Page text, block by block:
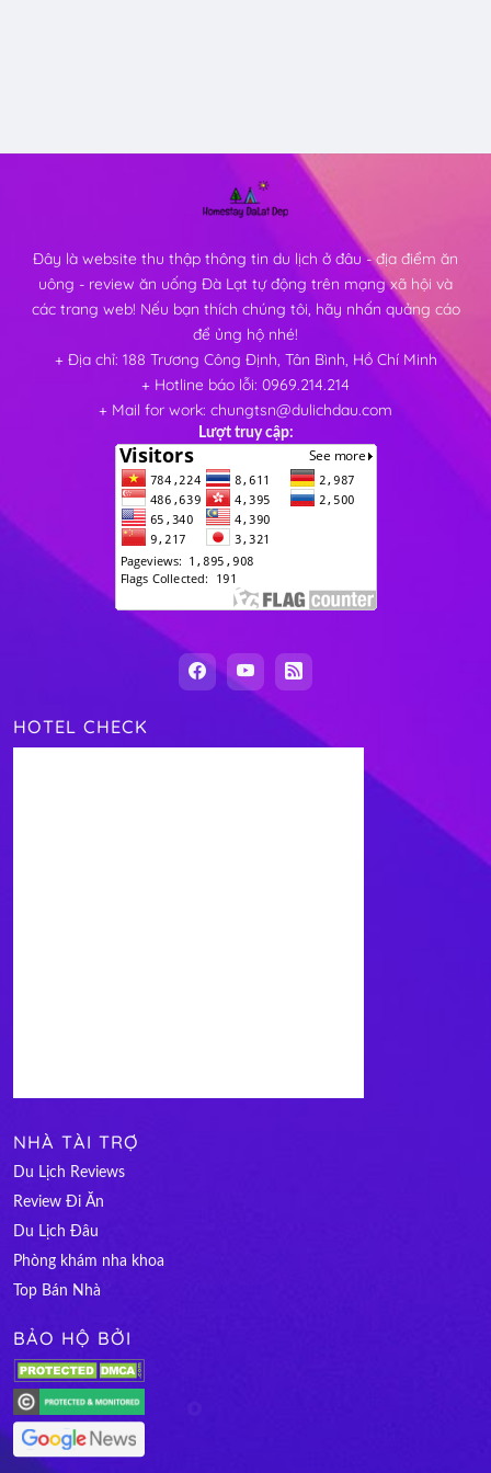
Đây là website thu thập thông tin du lịch ở đâu - địa điểm ăn
uông - review ăn uống Đà Lạt tự động trên mạng xã hội và
các trang web! Nếu bạn thích chúng tôi, hãy nhấn quảng cáo
để ủng hộ nhé!
+ Địa chỉ: 188 Trương Công Định, Tân Bình, Hồ Chí Minh
+ Hotline báo lỗi: 0969.214.214
+ Mail for work: chungtsn@dulichdau.com
Lượt truy cập:
HOTEL CHECK
NHÀ TÀI TRỢ
Du Lịch Reviews
Review Đi Ăn
Du Lịch Đâu
Phòng khám nha khoa
Top Bán Nhà
BẢO HỘ BỞI